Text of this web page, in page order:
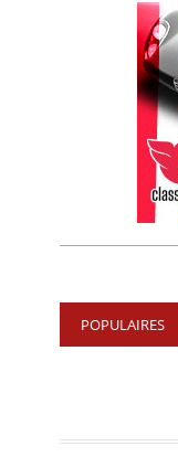
POPULAIRES